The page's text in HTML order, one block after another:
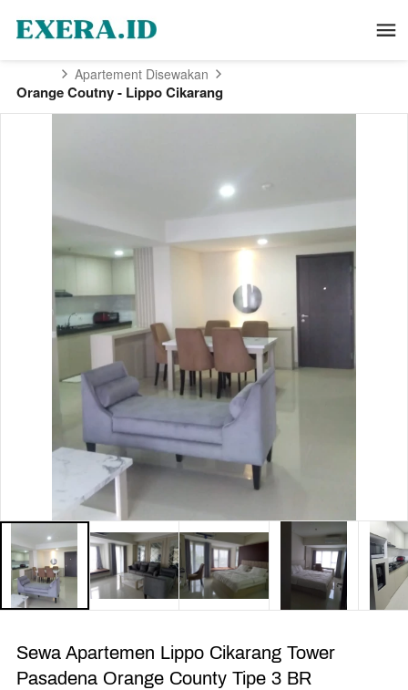
Apartement Disewakan
Orange Coutny - Lippo Cikarang
Sewa Apartemen Lippo Cikarang Tower
Pasadena Orange County Tipe 3 BR